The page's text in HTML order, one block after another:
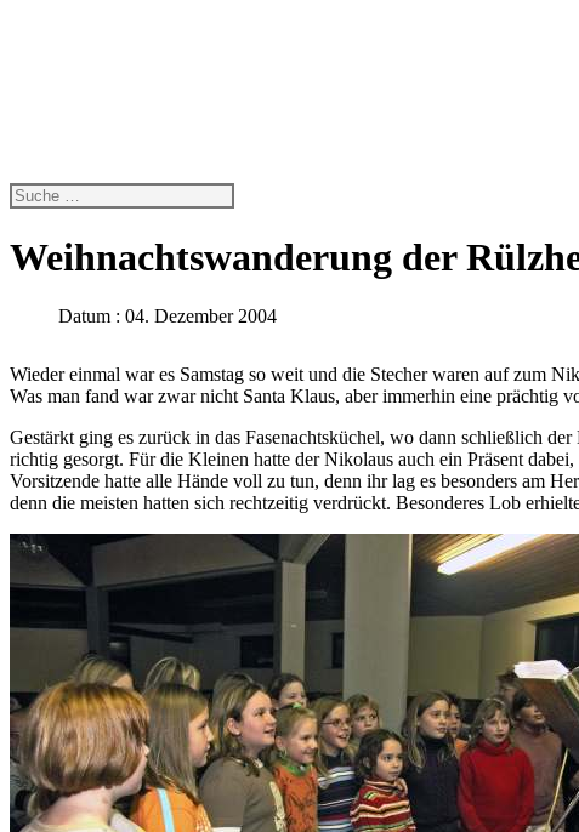
Weihnachtswanderung der
Datum : 04. Dezember 2004
Wieder einmal war es Samstag so weit und die Stecher waren auf zum
Was man fand war zwar nicht Santa Klaus, aber immerhin eine prächtig
Gestärkt ging es zurück in das Fasenachtsküchel, wo dann schließlich
richtig gesorgt. Für die Kleinen hatte der Nikolaus auch ein Präsent
Vorsitzende hatte alle Hände voll zu tun, denn ihr lag es besonders am
denn die meisten hatten sich rechtzeitig verdrückt. Besonderes Lob